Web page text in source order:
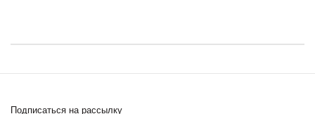
Подписаться на рассылку